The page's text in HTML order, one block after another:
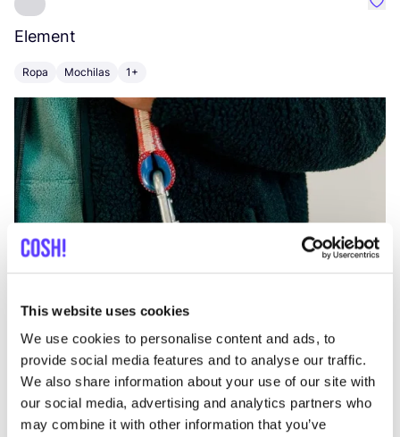
This website uses cookies
We use cookies to personalise content and ads, to
provide social media features and to analyse our traffic.
We also share information about your use of our site with
our social media, advertising and analytics partners who
may combine it with other information that you’ve
Element
Ropa Mochilas 1+